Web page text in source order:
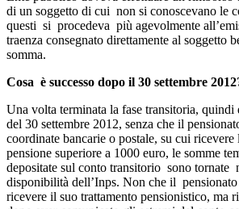
di un soggetto di cui non si conoscevano le
questi si procedeva più agevolmente
traenza consegnato direttamente al soggetto
somma.
Cosa è successo dopo il 30 settembre
Una volta terminata la fase transitoria, quindi
del 30 settembre 2012, senza che il
coordinate bancarie o postale, su cui ricevere
pensione superiore a 1000 euro, le somme
depositate sul conto transitorio sono tornate
disponibilità dell’Inps. Non che il
ricevere il suo trattamento pensionistico, ma